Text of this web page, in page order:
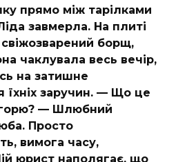
прямо між тарілками
завмерла. На плиті
борщ,
чаклувала весь вечір,
на затишне
їхніх заручин. — Що це
— Шлюбний
Просто
вимога часу,
юрист наполягає, що